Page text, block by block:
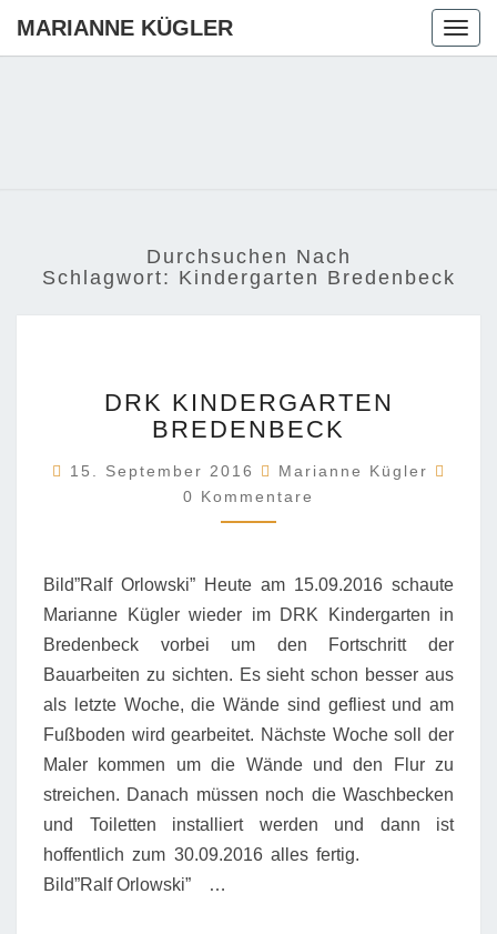
MARIANNE KÜGLER
Durchsuchen Nach
Schlagwort: Kindergarten Bredenbeck
KINDERGARTEN
BREDENBECK
DRK KINDERGARTEN
BREDENBECK
15. September 2016 Marianne Kügler
0 Kommentare
Bild”Ralf Orlowski” Heute am 15.09.2016 schaute
Marianne Kügler wieder im DRK Kindergarten in
Bredenbeck vorbei um den Fortschritt der
Bauarbeiten zu sichten. Es sieht schon besser aus
als letzte Woche, die Wände sind gefliest und am
Fußboden wird gearbeitet. Nächste Woche soll der
Maler kommen um die Wände und den Flur zu
streichen. Danach müssen noch die Waschbecken
und Toiletten installiert werden und dann ist
hoffentlich zum 30.09.2016 alles fertig.
Bild”Ralf Orlowski” …